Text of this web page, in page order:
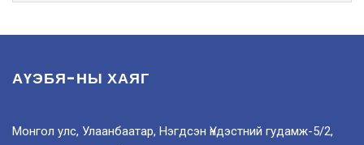
АҮЭБЯ-НЫ ХАЯГ
Монгол улс, Улаанбаатар, Нэгдсэн Үндэстний гудамж-5/2,